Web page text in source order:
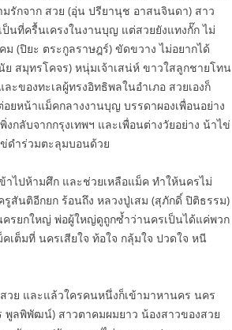
รักจาก สวย (อุ่น ปรียานุช อาสนจินดา) สาว
ป็นที่ครื้นเครงในงานบุญ แต่สวยยังแทงกั๊ก ไม่
(ปิยะ ตระกูลราษฎร์) ขัดขวาง ไม่อยากได้
สมุทรโคจร) หนุ่มเจ้าเสน่ห์ ขาวใสลูกชายโทน
ะของทะเลผู้ทรงอิทธิพลในอำเภอ สวยเองก็
ยหน้าแม็คกลางงานบุญ บรรดาผองเพื่อนอย่าง
กลับจากกรุงเทพฯ และเพื่อนต่างวัยอย่าง น้าไข่
ข่ดำร่วมตะลุมบอนด้วย
ไปห้ามศึก และช่วยเหลือแม็ค ทำให้นครไม่
สันติอีกยก ร้อนถึง หลวงปู่เสม (สุภักดิ์ ปิติธรรม)
รยกใหญ่ พ่อผู้ใหญ่ดูถูกซ้ำว่านครเป็นได้แค่พวก
เต็มที่ นครเสียใจ ท้อใจ กลุ้มใจ ปวดใจ หนี
วย และแล้วใครคนหนึ่งก็เข้ามาหานคร นคร
พูลพิพัฒน์) สาวตาคมผมยาว น้องสาวของสวย